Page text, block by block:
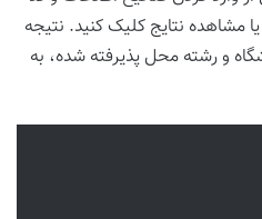
مشاهده نتایج کلیک کنید. نتیجه
و رشته محل پذیرفته شده، به